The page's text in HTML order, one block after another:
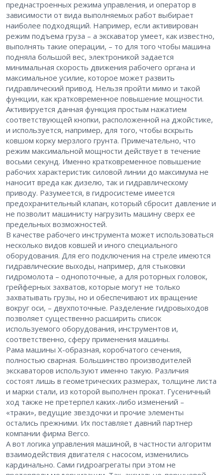
преднастроенных режима управления, и оператор в
зависимости от вида выполняемых работ выбирает
наиболее подходящий. Например, если активирован
режим подъема груза – а экскаватор умеет, как известно,
выполнять такие операции, – то для того чтобы машина
подняла большой вес, электроникой задается
минимальная скорость движения рабочего органа и
максимальное усилие, которое может развить
гидравлический привод. Нельзя пройти мимо и такой
функции, как кратковременное повышение мощности.
Активируется данная функция простым нажатием
соответствующей кнопки, расположенной на джойстике,
и используется, например, для того, чтобы вскрыть
ковшом корку мерзлого грунта. Примечательно, что
режим максимальной мощности действует в течение
восьми секунд. Именно кратковременное повышение
рабочих характеристик силовой линии до максимума не
наносит вреда как дизелю, так и гидравлическому
приводу. Разумеется, в гидросистеме имеется
предохранительный клапан, который сбросит давление и
не позволит машинисту нагрузить машину сверх ее
предельных возможностей.
В качестве рабочего инструмента может использоваться
несколько видов ковшей и иного специального
оборудования. Для его подключения на стреле имеются
гидравлические выходы, например, для стыковки
гидромолота – однопоточные, а для роторных головок,
грейферных захватов, которые могут не только
захватывать грузы, но и обеспечивают их вращение
вокруг оси, – двухпоточные. Разделение гидровыходов
позволяет существенно расширить список
используемого оборудования, инструментов и,
соответственно, сферу применения машины.
Рама машины Х-образная, коробчатого сечения,
полностью сварная. Большинство производителей
экскаваторов используют именно такую. Различия
состоят лишь в геометрических размерах, толщине листа
и марки стали, из которой выполнен прокат. Гусеничный
ход также не претерпел каких-либо изменений –
«траки», ведущие звездочки и прочие элементы
остались прежними. Их поставляет давний партнер
компании фирма Berco.
А вот логика управления машиной, в частности алгоритм
взаимодействия двигателя с насосом, изменились
кардинально. Сами гидроагрегаты при этом не